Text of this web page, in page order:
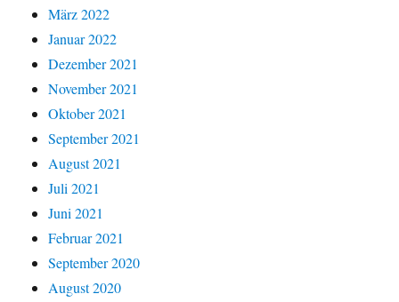
März 2022
Januar 2022
Dezember 2021
November 2021
Oktober 2021
September 2021
August 2021
Juli 2021
Juni 2021
Februar 2021
September 2020
August 2020